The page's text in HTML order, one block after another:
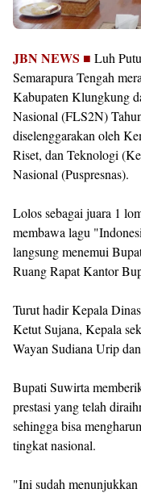
JBN NEWS ■ Luh
Semarapura Tengah
Kabupaten Klungkung
Nasional (FLS2N)
diselenggarakan oleh
Riset, dan Teknologi
Nasional (Puspresnas).
Lolos sebagai juara 1
membawa lagu
langsung menemui
Ruang Rapat Kantor
Turut hadir Kepala
Ketut Sujana, Kepala
Wayan Sudiana Urip
Bupati Suwirta
prestasi yang telah
sehingga bisa
tingkat nasional.
"Ini sudah